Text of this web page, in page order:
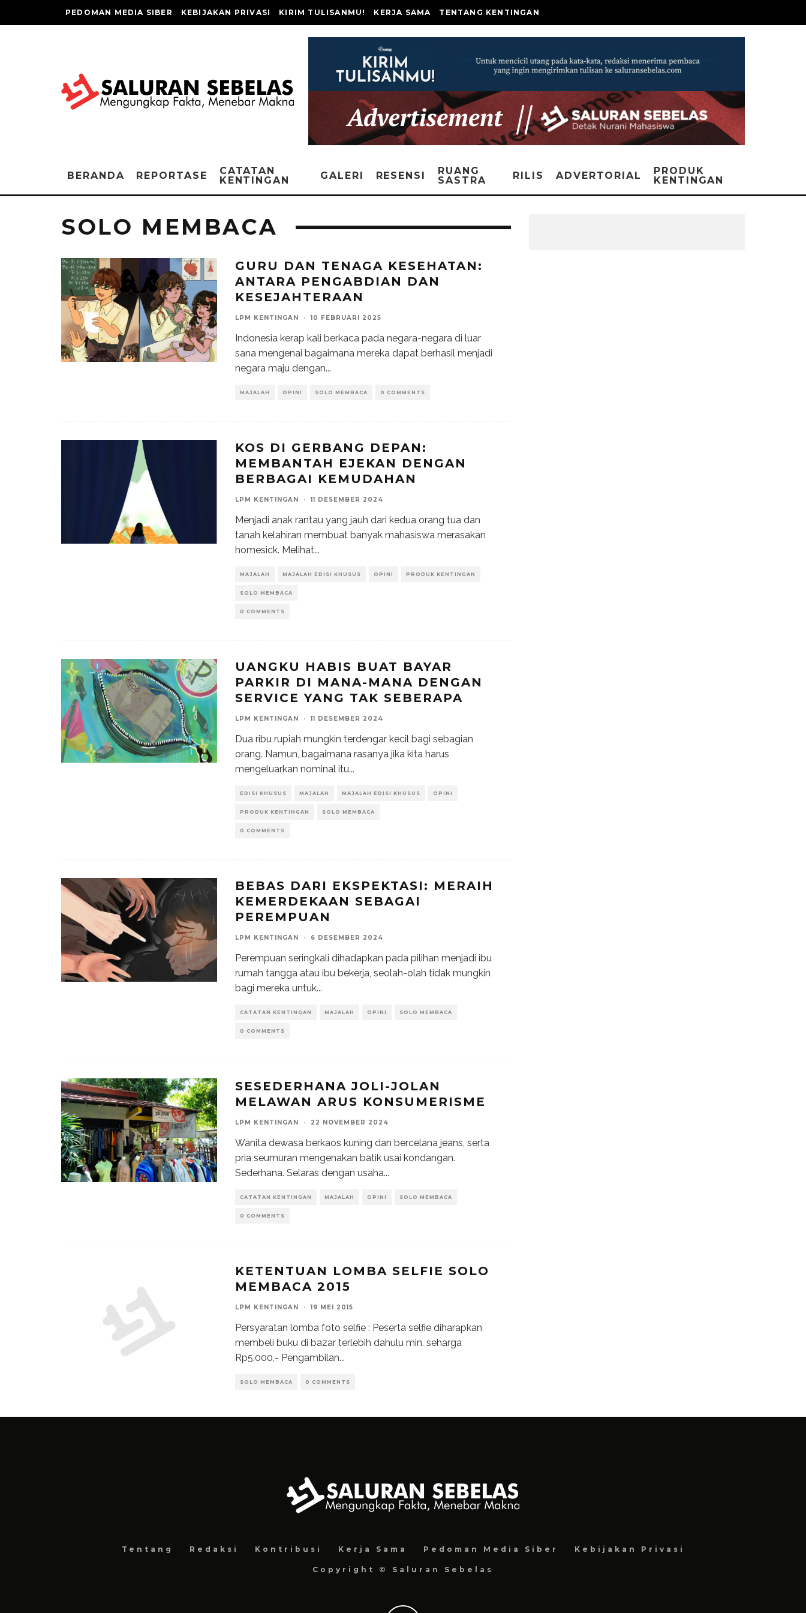
PEDOMAN MEDIA SIBER KEBIJAKAN PRIVASI KIRIM TULISANMU! KERJA SAMA TENTANG KENTINGAN
BERANDA REPORTASE
CATATAN
KENTINGAN
GALERI RESENSI
RUANG
SASTRA
RILIS ADVERTORIAL
PRODUK
KENTINGAN
SOLO MEMBACA
GURU DAN TENAGA KESEHATAN:
ANTARA PENGABDIAN DAN
KESEJAHTERAAN
LPM KENTINGAN · 10 FEBRUARI 2025
Indonesia kerap kali berkaca pada negara-negara di luar
sana mengenai bagaimana mereka dapat berhasil menjadi
negara maju dengan...
MAJALAH OPINI SOLO MEMBACA 0 COMMENTS
KOS DI GERBANG DEPAN:
MEMBANTAH EJEKAN DENGAN
BERBAGAI KEMUDAHAN
LPM KENTINGAN · 11 DESEMBER 2024
Menjadi anak rantau yang jauh dari kedua orang tua dan
tanah kelahiran membuat banyak mahasiswa merasakan
homesick. Melihat...
MAJALAH MAJALAH EDISI KHUSUS OPINI PRODUK KENTINGAN
SOLO MEMBACA
0 COMMENTS
UANGKU HABIS BUAT BAYAR
PARKIR DI MANA-MANA DENGAN
SERVICE YANG TAK SEBERAPA
LPM KENTINGAN · 11 DESEMBER 2024
Dua ribu rupiah mungkin terdengar kecil bagi sebagian
orang. Namun, bagaimana rasanya jika kita harus
mengeluarkan nominal itu...
EDISI KHUSUS MAJALAH MAJALAH EDISI KHUSUS OPINI
PRODUK KENTINGAN SOLO MEMBACA
0 COMMENTS
BEBAS DARI EKSPEKTASI: MERAIH
KEMERDEKAAN SEBAGAI
PEREMPUAN
LPM KENTINGAN · 6 DESEMBER 2024
Perempuan seringkali dihadapkan pada pilihan menjadi ibu
rumah tangga atau ibu bekerja, seolah-olah tidak mungkin
bagi mereka untuk...
CATATAN KENTINGAN MAJALAH OPINI SOLO MEMBACA
0 COMMENTS
SESEDERHANA JOLI-JOLAN
MELAWAN ARUS KONSUMERISME
LPM KENTINGAN · 22 NOVEMBER 2024
Wanita dewasa berkaos kuning dan bercelana jeans, serta
pria seumuran mengenakan batik usai kondangan.
Sederhana. Selaras dengan usaha...
CATATAN KENTINGAN MAJALAH OPINI SOLO MEMBACA
0 COMMENTS
KETENTUAN LOMBA SELFIE SOLO
MEMBACA 2015
LPM KENTINGAN · 19 MEI 2015
Persyaratan lomba foto selfie : Peserta selfie diharapkan
membeli buku di bazar terlebih dahulu min. seharga
Rp5.000,- Pengambilan...
SOLO MEMBACA 0 COMMENTS
Tentang Redaksi Kontribusi Kerja Sama Pedoman Media Siber Kebijakan Privasi
Copyright © Saluran Sebelas